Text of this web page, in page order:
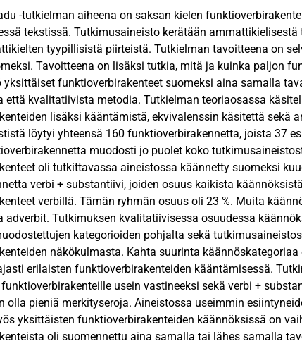
-tutkielman aiheena on saksan kielen
tekstissä. Tutkimusaineisto kerätään
tyypillisistä piirteistä. Tutkielman tavoitteena on
Tavoitteena on lisäksi tutkia, mitä ja kuinka paljon
yksittäiset funktioverbirakenteet suomeksi aina samalla
että kvalitatiivista metodia. Tutkielman teoriaosassa
lisäksi kääntämistä, ekvivalenssin käsitettä sekä
löytyi yhteensä 160 funktioverbirakennetta, joista 37
muodosti jo puolet koko
oli tutkittavassa aineistossa käännetty suomeksi
verbi + substantiivi, joiden osuus kaikista
verbillä. Tämän ryhmän osuus oli 23 %. Muita
adverbit. Tutkimuksen kvalitatiivisessa osuudessa
kategorioiden pohjalta sekä
näkökulmasta. Kahta suurinta
erilaisten funktioverbirakenteiden kääntämisessä.
usein vastineeksi sekä verbi +
olla pieniä merkityseroja. Aineistossa useimmin
yksittäisten funktioverbirakenteiden käännöksissä on
oli suomennettu aina samalla tai lähes samalla